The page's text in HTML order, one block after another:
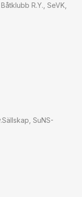
R.Y., SeVK,
SuNS-